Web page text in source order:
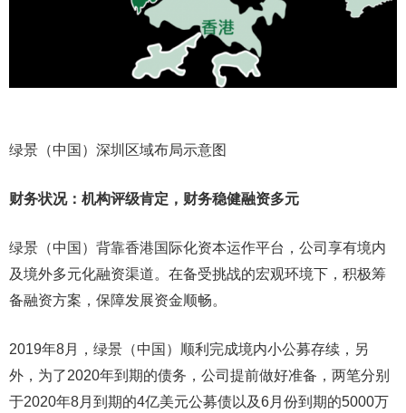
绿景（中国）深圳区域布局示意图
财务状况：机构评级肯定，财务稳健融资多元
绿景（中国）背靠香港国际化资本运作平台，公司享有境内
及境外多元化融资渠道。在备受挑战的宏观环境下，积极筹
备融资方案，保障发展资金顺畅。
2019年8月，绿景（中国）顺利完成境内小公募存续，另
外，为了2020年到期的债务，公司提前做好准备，两笔分别
于2020年8月到期的4亿美元公募债以及6月份到期的5000万